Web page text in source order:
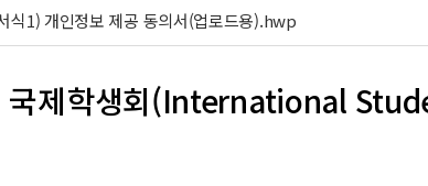
식1) 개인정보 제공 동의서(업로드용).hwp
국제학생회(International